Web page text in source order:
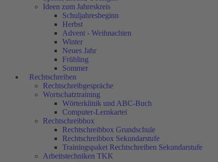
Ideen zum Jahreskreis
Schuljahresbeginn
Herbst
Advent - Weihnachten
Winter
Neues Jahr
Frühling
Sommer
Rechtschreiben
Rechtschreibgespräche
Wortschatztraining
Wörterklinik und ABC-Buch
Computer-Lernkartei
Rechtschreibbox
Rechtschreibbox Grundschule
Rechtschreibbox Sekundarstufe
Trainingspaket Rechtschreiben Sekundarstufe
Arbeitstechniken TKK